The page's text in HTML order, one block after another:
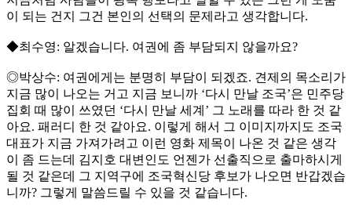
이 되는 건지 그건 본인의 선택의 문제라고 생각합니다.
◆최수영: 알겠습니다. 여권에 좀 부담되지 않을까요?
◎박상수: 여권에게는 분명히 부담이 되겠죠. 견제의 목소리가
지금 많이 나오는 거고 지금 보니까 ‘다시 만날 조국’은 민주당
집회 때 많이 쓰였던 ‘다시 만날 세계’ 그 노래를 따라 한 것 같
아요. 패러디 한 것 같아요. 이렇게 해서 그 이미지까지도 조국
대표가 지금 가져가려고 이런 영화 제목이 나온 것 같은 생각
이 좀 드는데 김지호 대변인도 언젠가 선출직으로 출마하시게
될 것 같은데 그 지역구에 조국혁신당 후보가 나오면 반갑겠습
니까? 그렇게 말씀드릴 수 있을 것 같습니다.